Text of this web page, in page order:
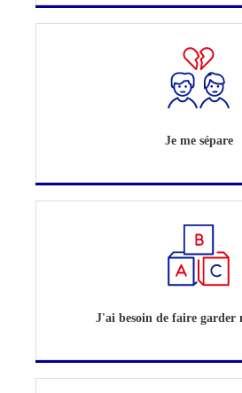
Je me sépare
J'ai besoin de faire garder